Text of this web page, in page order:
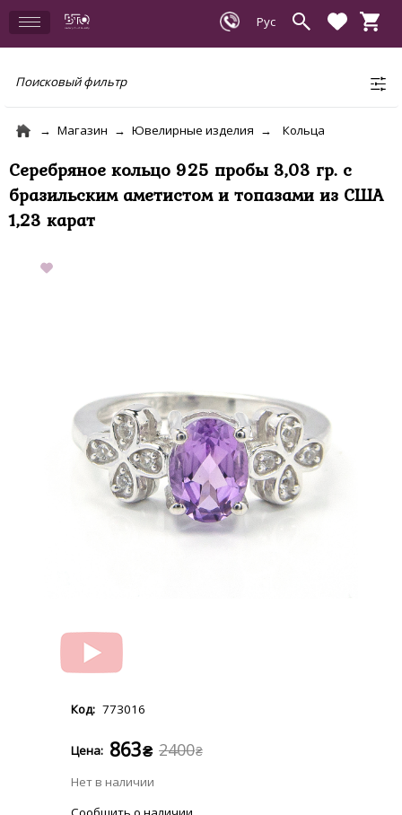
Поисковый фильтр
Магазин Ювелирные изделия Кольца
Серебряное кольцо 925 пробы 3,03 гр. с
бразильским аметистом и топазами из США
1,23 карат
773016
2400₴
863₴